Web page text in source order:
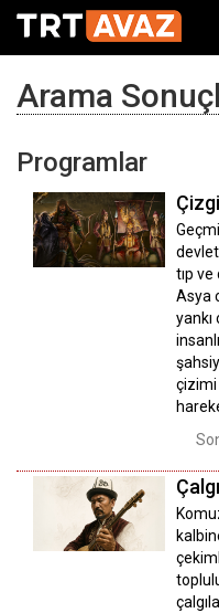
Arama
Programlar
tıp
Asya
çizimi